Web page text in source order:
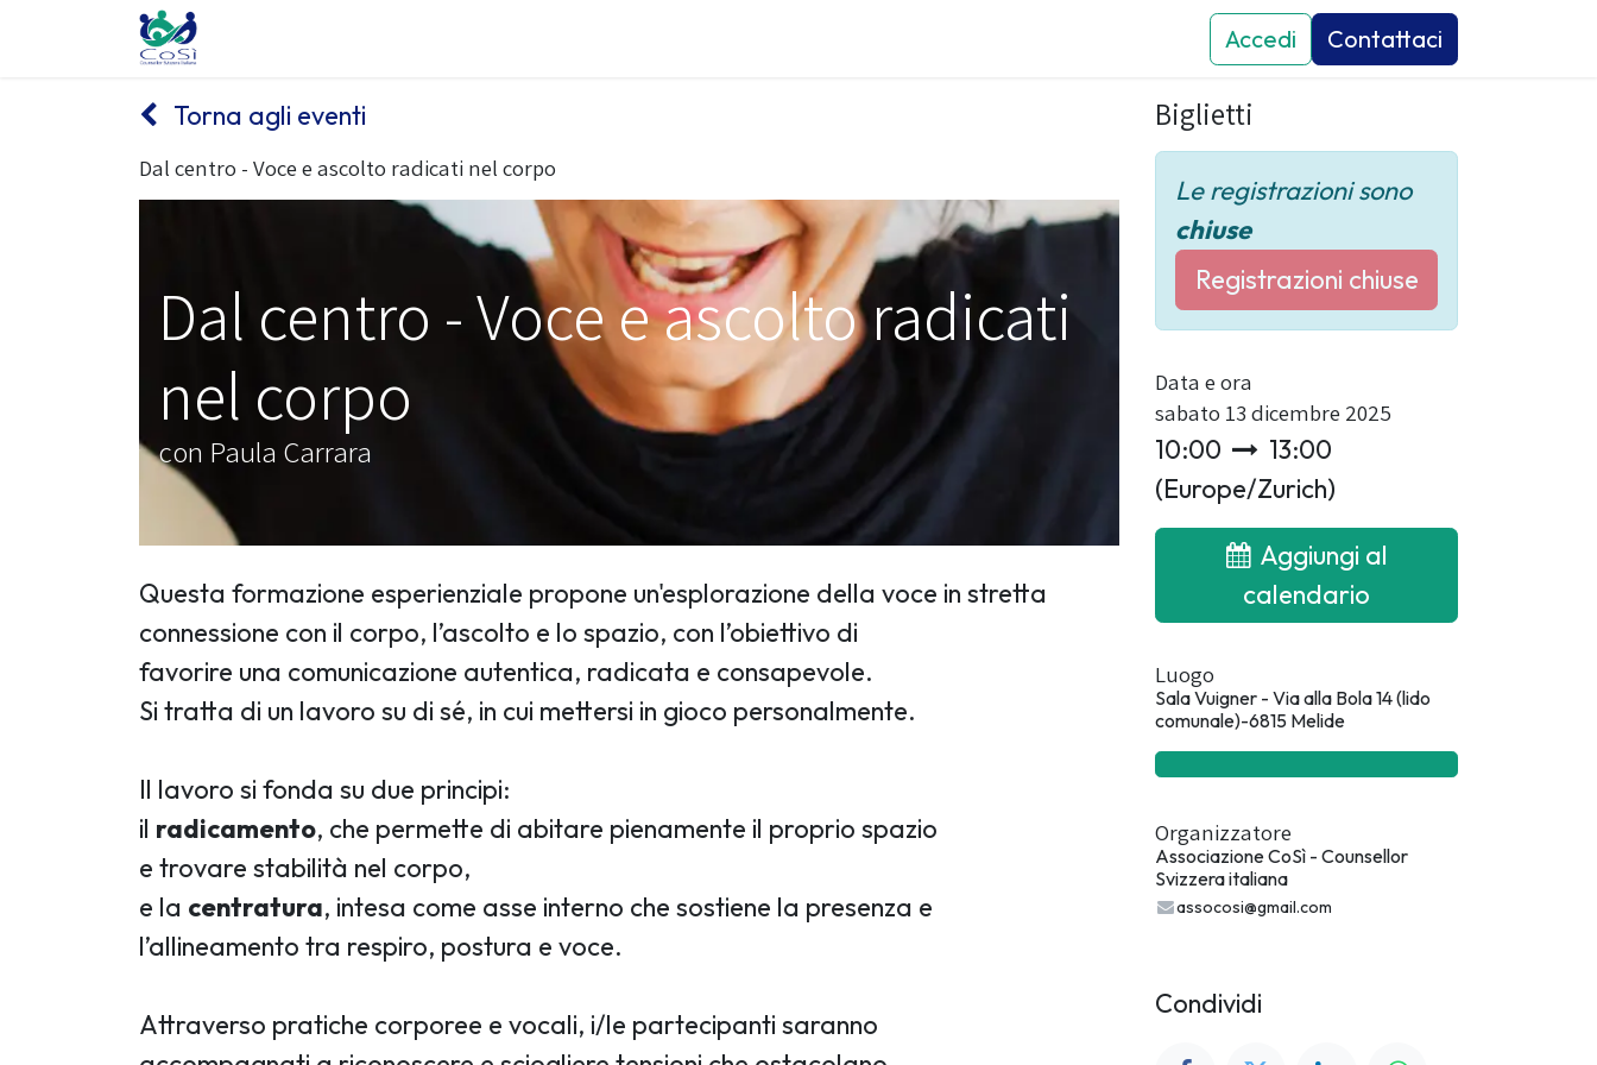
News
Accedi Contattaci
Torna agli eventi
Dal centro - Voce e ascolto radicati nel corpo
Dal centro - Voce e ascolto radicati
nel corpo
con Paula Carrara
Questa formazione esperienziale propone un'esplorazione della voce in stretta
connessione con il corpo, l’ascolto e lo spazio, con l’obiettivo di
favorire una comunicazione autentica, radicata e consapevole.
Si tratta di un lavoro su di sé, in cui mettersi in gioco personalmente.
Il lavoro si fonda su due principi:
il radicamento, che permette di abitare pienamente il proprio spazio
e trovare stabilità nel corpo,
e la centratura, intesa come asse interno che sostiene la presenza e
l’allineamento tra respiro, postura e voce.
Attraverso pratiche corporee e vocali, i/le partecipanti saranno
Biglietti
Le registrazioni sono
chiuse
Registrazioni chiuse
Data e ora
sabato 13 dicembre 2025
10:00
13:00
(Europe/Zurich)
Aggiungi al
calendario
Luogo
Sala Vuigner - Via alla Bola 14 (lido
comunale)-6815 Melide
Organizzatore
Associazione CoSì - Counsellor
Svizzera italiana
assocosi@gmail.com
Condividi